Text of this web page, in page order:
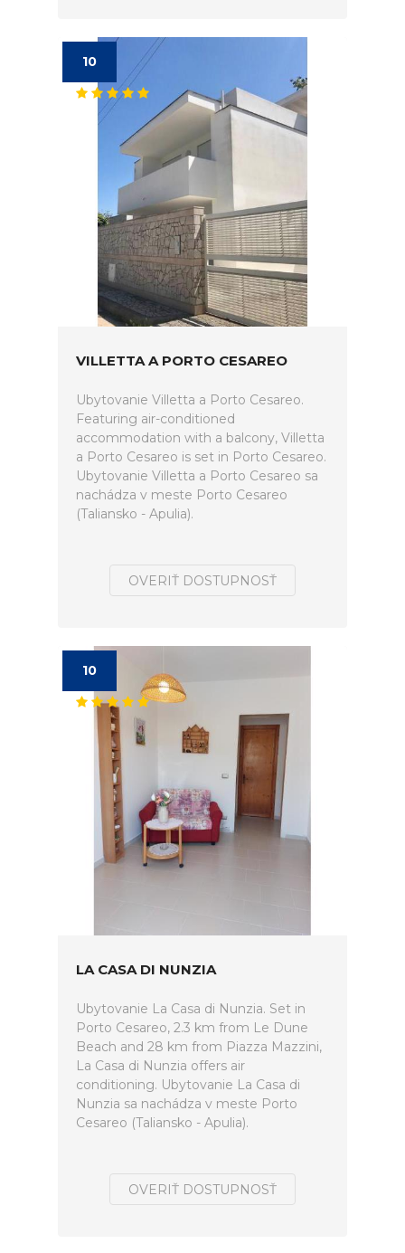
10
VILLETTA A PORTO CESAREO
Ubytovanie Villetta a Porto Cesareo.
Featuring air-conditioned
accommodation with a balcony, Villetta
a Porto Cesareo is set in Porto Cesareo.
Ubytovanie Villetta a Porto Cesareo sa
nachádza v meste Porto Cesareo
(Taliansko - Apulia).
OVERIŤ DOSTUPNOSŤ
10
LA CASA DI NUNZIA
Ubytovanie La Casa di Nunzia. Set in
Porto Cesareo, 2.3 km from Le Dune
Beach and 28 km from Piazza Mazzini,
La Casa di Nunzia offers air
conditioning. Ubytovanie La Casa di
Nunzia sa nachádza v meste Porto
Cesareo (Taliansko - Apulia).
OVERIŤ DOSTUPNOSŤ